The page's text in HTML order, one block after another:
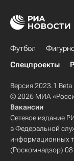
Футбол
Спецпроекты
Версия 2023.1 Beta
© 2026 МИА
Вакансии
Сетевое издание
в Федеральной
информационных
(Роскомнадзор) 08